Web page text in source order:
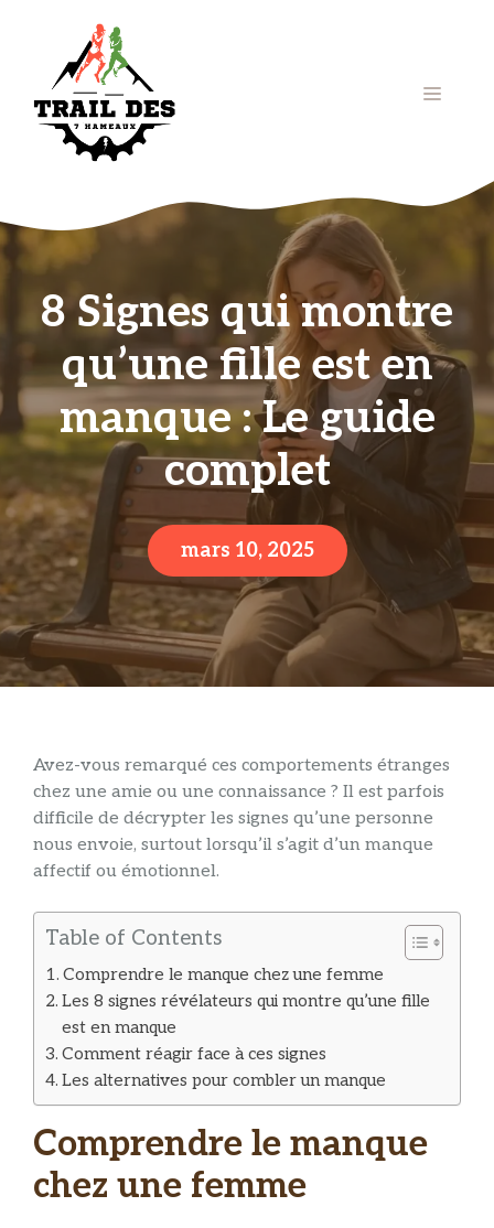
contenu
Menu
8 Signes qui montre
qu’une fille est en
manque : Le guide
complet
mars 10, 2025
Avez-vous remarqué ces comportements étranges
chez une amie ou une connaissance ? Il est parfois
difficile de décrypter les signes qu’une personne
nous envoie, surtout lorsqu’il s’agit d’un manque
affectif ou émotionnel.
Table of Contents
Comprendre le manque chez une femme
Les 8 signes révélateurs qui montre qu’une fille
est en manque
Comment réagir face à ces signes
Les alternatives pour combler un manque
Comprendre le manque
chez une femme